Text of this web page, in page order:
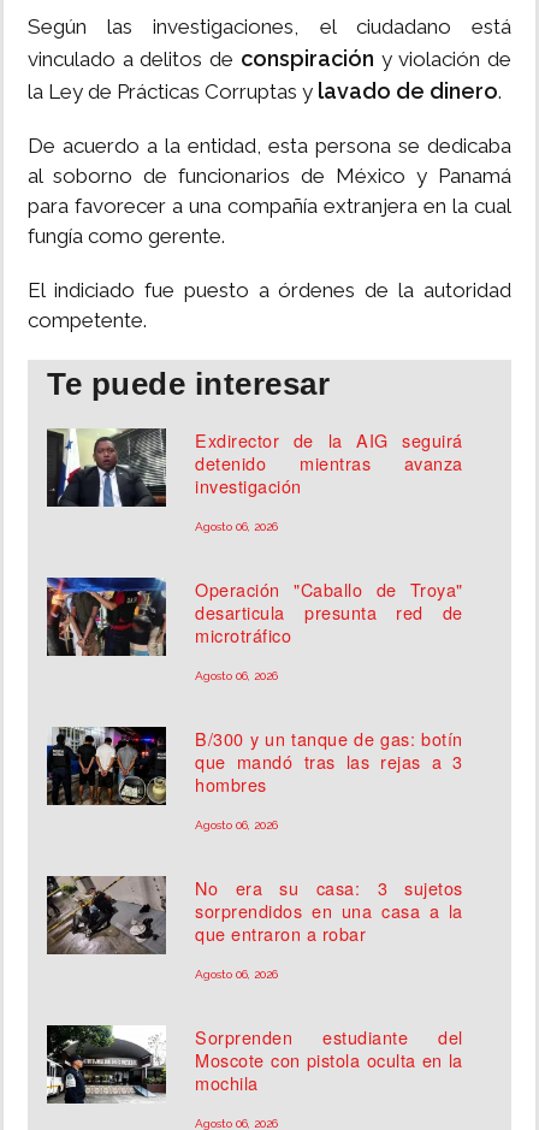
Según las investigaciones, el ciudadano está
vinculado a delitos de conspiración y violación de
la Ley de Prácticas Corruptas y lavado de dinero.
De acuerdo a la entidad, esta persona se dedicaba
al soborno de funcionarios de México y Panamá
para favorecer a una compañía extranjera en la cual
fungía como gerente.
El indiciado fue puesto a órdenes de la autoridad
competente.
Te puede interesar
Exdirector de la AIG seguirá
detenido mientras avanza
investigación
Agosto 06, 2026
Operación "Caballo de Troya"
desarticula presunta red de
microtráfico
Agosto 06, 2026
B/300 y un tanque de gas: botín
que mandó tras las rejas a 3
hombres
Agosto 06, 2026
No era su casa: 3 sujetos
sorprendidos en una casa a la
que entraron a robar
Agosto 06, 2026
Sorprenden estudiante del
Moscote con pistola oculta en la
mochila
Agosto 06, 2026